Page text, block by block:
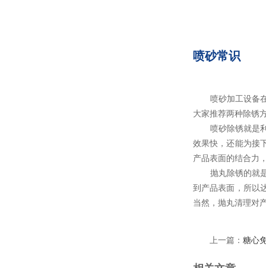
喷砂常识
喷砂加工设备在除
大家推荐两种除锈方
喷砂除锈就是利用
效果快，还能为接
产品表面的结合力
抛丸除锈的就是钢
到产品表面，所以
当然，抛丸清理对
上一篇： 糖心